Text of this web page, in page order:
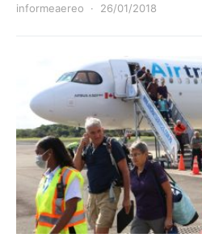
informeaereo 26/01/2018